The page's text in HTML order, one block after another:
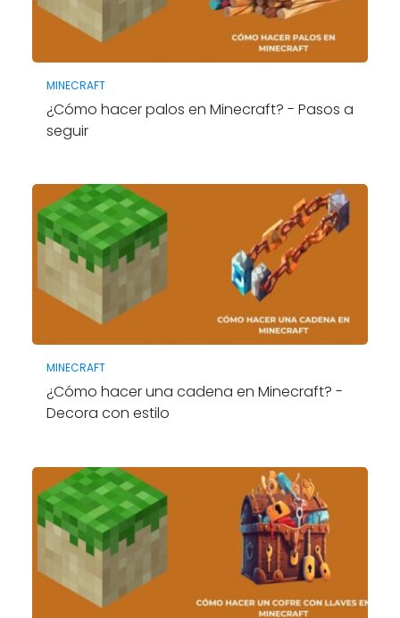
MINECRAFT
¿Cómo hacer palos en Minecraft? - Pasos a
seguir
MINECRAFT
¿Cómo hacer una cadena en Minecraft? -
Decora con estilo